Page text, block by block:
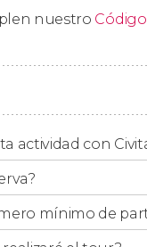
Reyes Mahos ,
reyes
que encierra la
divisando sus
hotel a las 17:30
nuestro
actividad con
mínimo de